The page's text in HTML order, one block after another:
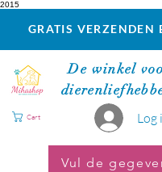
2015
GRATIS VERZENDEN
De winkel
Log
Cart
Vul de